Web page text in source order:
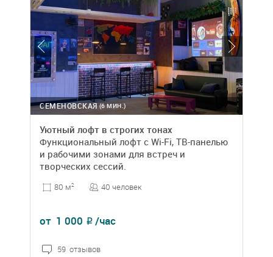
(6 МИН.)
СЕМЕНОВСКАЯ
Уютный лофт в строгих тонах
Функциональный лофт с Wi-Fi, ТВ-панелью
и рабочими зонами для встреч и
творческих сессий.
80 м2 40 человек
от 1 000 ₽ /час
59 отзывов